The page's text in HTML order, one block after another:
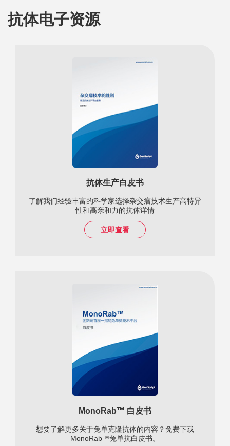
抗体电子资源
抗体生产白皮书
了解我们经验丰富的科学家选择杂交瘤技术生产高特异
性和高亲和力的抗体详情
立即查看
MonoRab™ 白皮书
想要了解更多关于兔单克隆抗体的内容？免费下载
MonoRab™兔单抗白皮书。